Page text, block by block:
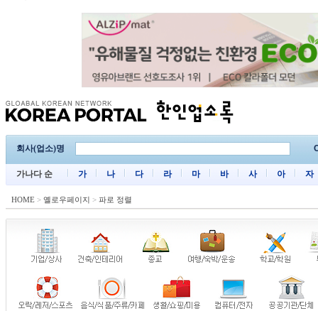
회사(업소)명
가나다 순 가 나 다 라 마 바 사 아 자
HOME > 옐로우페이지 > 파로 정렬